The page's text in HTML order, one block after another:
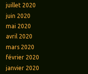
juillet 2020
juin 2020
mai 2020
avril 2020
mars 2020
février 2020
janvier 2020